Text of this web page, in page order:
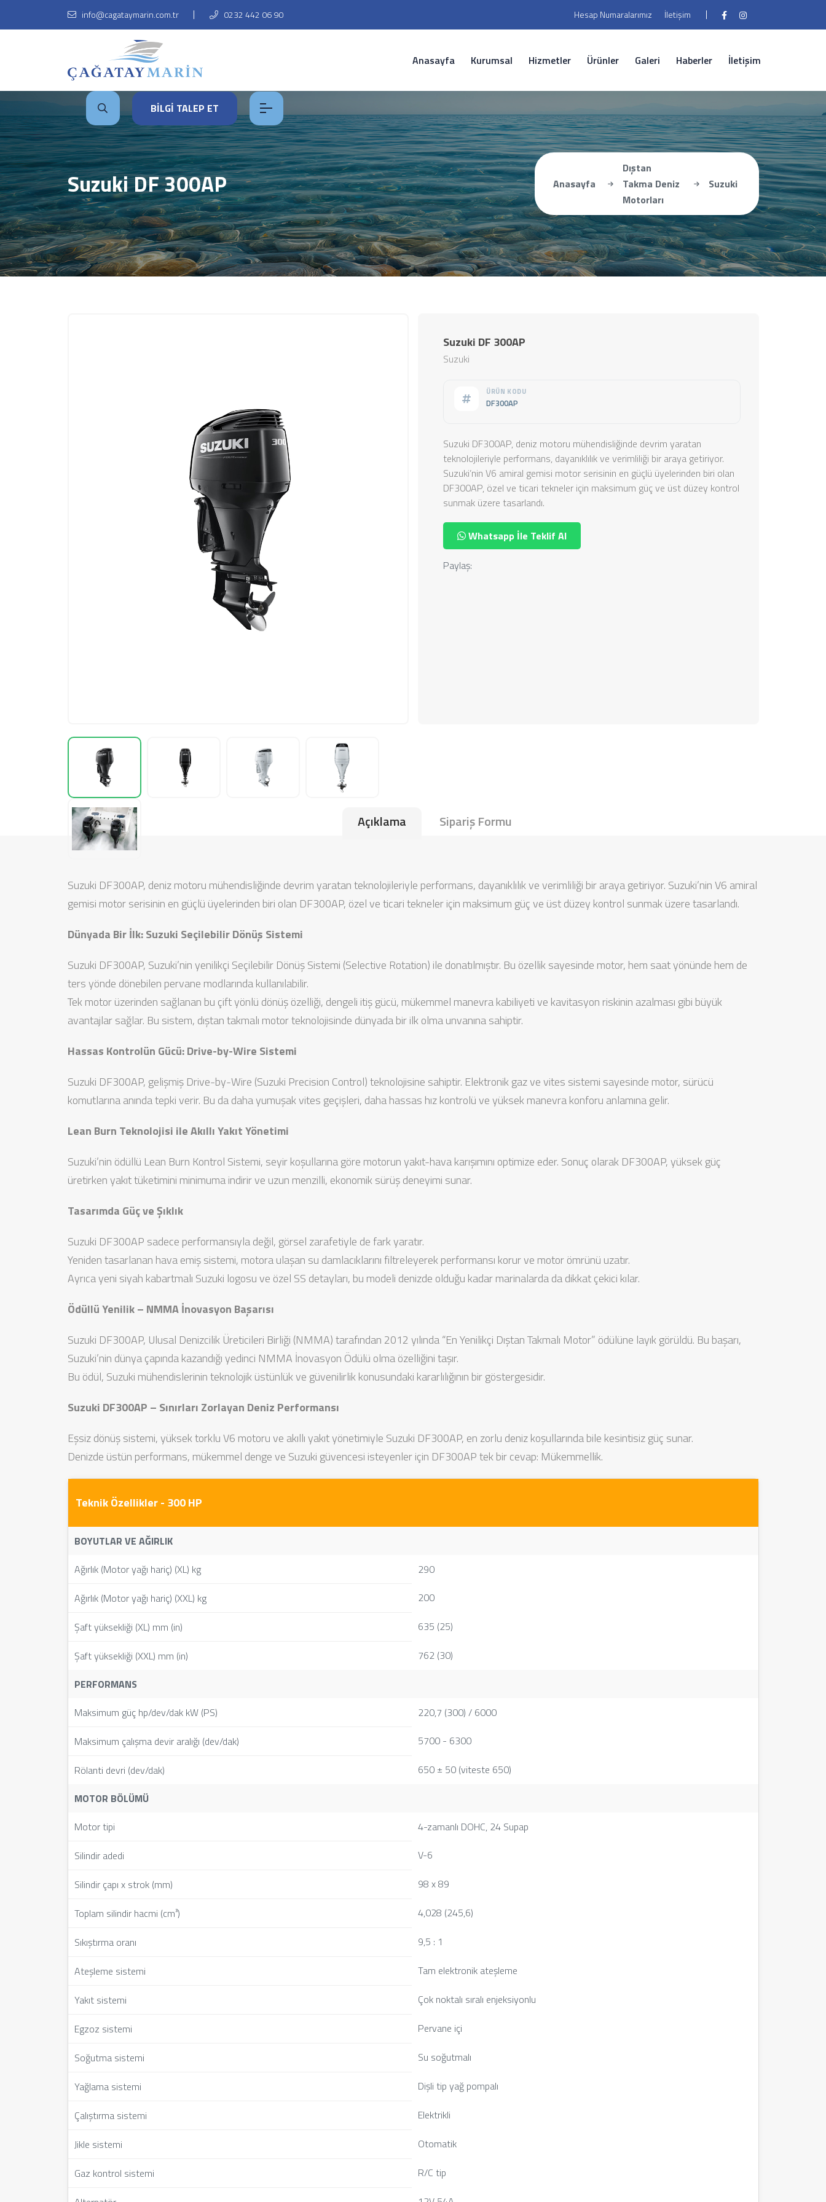
info@cagataymarin.com.tr 0232 442 06 90 Hesap Numaralarımız İletişim
Anasayfa Kurumsal Hizmetler Ürünler Galeri Haberler İletişim
BİLGİ TALEP ET
Suzuki DF 300AP Anasayfa
Dıştan
Takma Deniz
Motorları
Suzuki
Suzuki DF 300AP
Suzuki
ÜRÜN KODU
DF300AP
Suzuki DF300AP, deniz motoru mühendisliğinde devrim yaratan
teknolojileriyle performans, dayanıklılık ve verimliliği bir araya getiriyor.
Suzuki’nin V6 amiral gemisi motor serisinin en güçlü üyelerinden biri olan
DF300AP, özel ve ticari tekneler için maksimum güç ve üst düzey kontrol
sunmak üzere tasarlandı.
Whatsapp İle Teklif Al
Paylaş:
Açıklama Sipariş Formu
Suzuki DF300AP, deniz motoru mühendisliğinde devrim yaratan teknolojileriyle performans, dayanıklılık ve verimliliği bir araya getiriyor. Suzuki’nin V6 amiral
gemisi motor serisinin en güçlü üyelerinden biri olan DF300AP, özel ve ticari tekneler için maksimum güç ve üst düzey kontrol sunmak üzere tasarlandı.
Dünyada Bir İlk: Suzuki Seçilebilir Dönüş Sistemi
Suzuki DF300AP, Suzuki’nin yenilikçi Seçilebilir Dönüş Sistemi (Selective Rotation) ile donatılmıştır. Bu özellik sayesinde motor, hem saat yönünde hem de
ters yönde dönebilen pervane modlarında kullanılabilir.
Tek motor üzerinden sağlanan bu çift yönlü dönüş özelliği, dengeli itiş gücü, mükemmel manevra kabiliyeti ve kavitasyon riskinin azalması gibi büyük
avantajlar sağlar. Bu sistem, dıştan takmalı motor teknolojisinde dünyada bir ilk olma unvanına sahiptir.
Hassas Kontrolün Gücü: Drive-by-Wire Sistemi
Suzuki DF300AP, gelişmiş Drive-by-Wire (Suzuki Precision Control) teknolojisine sahiptir. Elektronik gaz ve vites sistemi sayesinde motor, sürücü
komutlarına anında tepki verir. Bu da daha yumuşak vites geçişleri, daha hassas hız kontrolü ve yüksek manevra konforu anlamına gelir.
Lean Burn Teknolojisi ile Akıllı Yakıt Yönetimi
Suzuki’nin ödüllü Lean Burn Kontrol Sistemi, seyir koşullarına göre motorun yakıt-hava karışımını optimize eder. Sonuç olarak DF300AP, yüksek güç
üretirken yakıt tüketimini minimuma indirir ve uzun menzilli, ekonomik sürüş deneyimi sunar.
Tasarımda Güç ve Şıklık
Suzuki DF300AP sadece performansıyla değil, görsel zarafetiyle de fark yaratır.
Yeniden tasarlanan hava emiş sistemi, motora ulaşan su damlacıklarını filtreleyerek performansı korur ve motor ömrünü uzatır.
Ayrıca yeni siyah kabartmalı Suzuki logosu ve özel SS detayları, bu modeli denizde olduğu kadar marinalarda da dikkat çekici kılar.
Ödüllü Yenilik – NMMA İnovasyon Başarısı
Suzuki DF300AP, Ulusal Denizcilik Üreticileri Birliği (NMMA) tarafından 2012 yılında “En Yenilikçi Dıştan Takmalı Motor” ödülüne layık görüldü. Bu başarı,
Suzuki’nin dünya çapında kazandığı yedinci NMMA İnovasyon Ödülü olma özelliğini taşır.
Bu ödül, Suzuki mühendislerinin teknolojik üstünlük ve güvenilirlik konusundaki kararlılığının bir göstergesidir.
Suzuki DF300AP – Sınırları Zorlayan Deniz Performansı
Eşsiz dönüş sistemi, yüksek torklu V6 motoru ve akıllı yakıt yönetimiyle Suzuki DF300AP, en zorlu deniz koşullarında bile kesintisiz güç sunar.
Denizde üstün performans, mükemmel denge ve Suzuki güvencesi isteyenler için DF300AP tek bir cevap: Mükemmellik.
Teknik Özellikler - 300 HP
BOYUTLAR VE AĞIRLIK
Ağırlık (Motor yağı hariç) (XL) kg
290
Ağırlık (Motor yağı hariç) (XXL) kg
200
Şaft yüksekliği (XL) mm (in)
635 (25)
Şaft yüksekliği (XXL) mm (in)
762 (30)
PERFORMANS
Maksimum güç hp/dev/dak kW (PS)
220,7 (300) / 6000
Maksimum çalışma devir aralığı (dev/dak)
5700 - 6300
Rölanti devri (dev/dak)
650 ± 50 (viteste 650)
MOTOR BÖLÜMÜ
Motor tipi
4-zamanlı DOHC, 24 Supap
Silindir adedi
V-6
Silindir çapı x strok (mm)
98 x 89
Toplam silindir hacmi (cm³)
4,028 (245,6)
Sıkıştırma oranı
9,5 : 1
Ateşleme sistemi
Tam elektronik ateşleme
Yakıt sistemi
Çok noktalı sıralı enjeksiyonlu
Egzoz sistemi
Pervane içi
Soğutma sistemi
Su soğutmalı
Yağlama sistemi
Dişli tip yağ pompalı
Çalıştırma sistemi
Elektrikli
Jikle sistemi
Otomatik
Gaz kontrol sistemi
R/C tip